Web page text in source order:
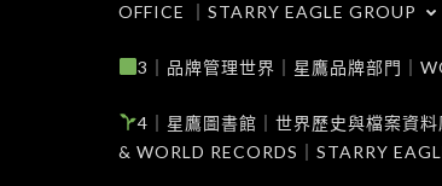
OFFICE ｜STARRY EAGLE GROUP
3｜品牌管理世界｜星鷹品牌部門｜
4｜星鷹圖書館｜世界歷史與檔案資
& WORLD RECORDS｜STARRY